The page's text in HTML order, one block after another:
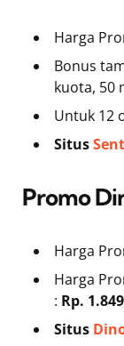
Harga
Bonus
kuota, 50
Untuk 12
Situs
Promo
Harga
Harga
: Rp.
Situs